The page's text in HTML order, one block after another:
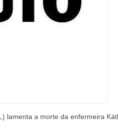
lamenta a morte da enfermeira